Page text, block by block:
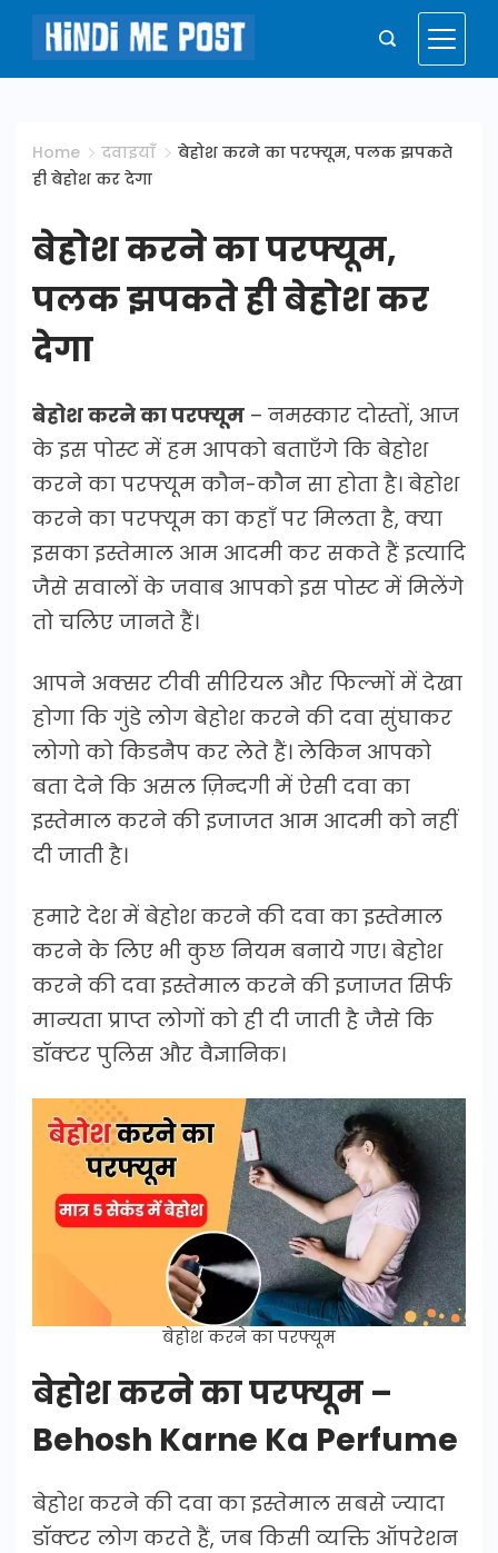
Skip
content
Hindi
Me
Post
Home दवाइयाँ
बेहोश करने का परफ्यूम, पलक झपकते
ही बेहोश कर देगा
बेहोश करने का परफ्यूम,
पलक झपकते ही बेहोश कर
देगा
बेहोश करने का परफ्यूम – नमस्कार दोस्तों, आज
के इस पोस्ट में हम आपको बताएँगे कि बेहोश
करने का परफ्यूम कौन-कौन सा होता है। बेहोश
करने का परफ्यूम का कहाँ पर मिलता है, क्या
इसका इस्तेमाल आम आदमी कर सकते हैं इत्यादि
जैसे सवालों के जवाब आपको इस पोस्ट में मिलेंगे
तो चलिए जानते हैं।
आपने अक्सर टीवी सीरियल और फिल्मों में देखा
होगा कि गुंडे लोग बेहोश करने की दवा सुंघाकर
लोगो को किडनैप कर लेते हैं। लेकिन आपको
बता देने कि असल ज़िन्दगी में ऐसी दवा का
इस्तेमाल करने की इजाजत आम आदमी को नहीं
दी जाती है।
हमारे देश में बेहोश करने की दवा का इस्तेमाल
करने के लिए भी कुछ नियम बनाये गए। बेहोश
करने की दवा इस्तेमाल करने की इजाजत सिर्फ
मान्यता प्राप्त लोगों को ही दी जाती है जैसे कि
डॉक्टर पुलिस और वैज्ञानिक।
बेहोश करने का परफ्यूम
बेहोश करने का परफ्यूम –
Behosh Karne Ka Perfume
बेहोश करने की दवा का इस्तेमाल सबसे ज्यादा
डॉक्टर लोग करते हैं, जब किसी व्यक्ति ऑपरेशन